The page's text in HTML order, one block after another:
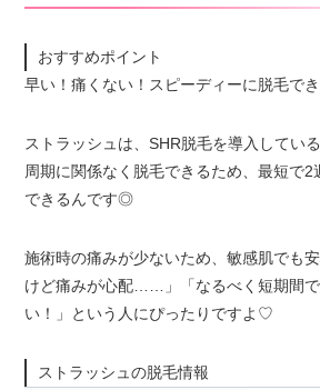
おすすめポイント
早い！痛くない！スピーディーに脱毛で
ストラッシュは、SHR脱毛を導入してい
周期に関係なく脱毛できるため、最短で
できるんです◎
施術時の痛みが少ないため、敏感肌でも
けど痛みが心配……」「なるべく短期間
い！」という人にぴったりですよ♡
ストラッシュの脱毛情報